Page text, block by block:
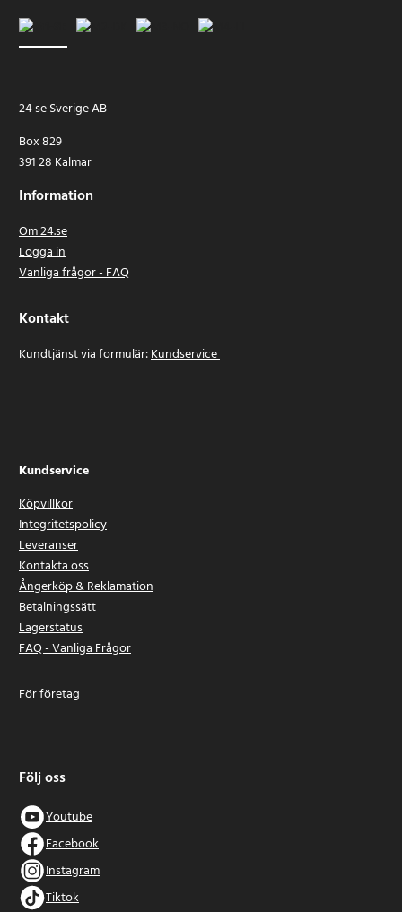
24 se Sverige AB
Box 829
391 28 Kalmar
Information
Om 24.se
Logga in
Vanliga frågor - FAQ
Kontakt
Kundtjänst via formulär:Kundservice
Kundservice
Köpvillkor
Integritetspolicy
Leveranser
Kontakta oss
Ångerköp & Reklamation
Betalningssätt
Lagerstatus
FAQ - Vanliga Frågor
För företag
Följ oss
Youtube
Facebook
Instagram
Tiktok